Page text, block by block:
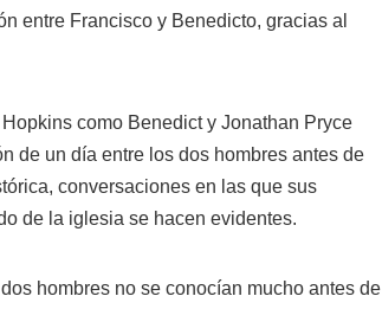
entre Francisco y Benedicto, gracias al
como Benedict y Jonathan Pryce
de un día entre los dos hombres antes de
conversaciones en las que sus
de la iglesia se hacen evidentes.
hombres no se conocían mucho antes de